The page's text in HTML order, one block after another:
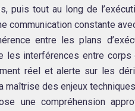
puis tout au long de
communication constante
entre les plans
les interférences entre
réel et alerte sur les
maîtrise des enjeux
une compréhension